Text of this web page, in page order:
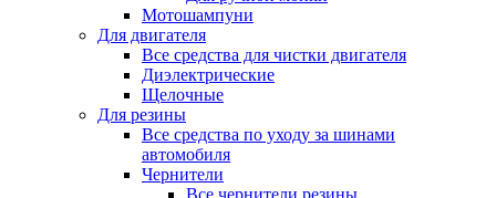
Мотошампуни
Для двигателя
Все средства для чистки двигателя
Диэлектрические
Щелочные
Для резины
Все средства по уходу за шинами
автомобиля
Чернители
Все чернители резины